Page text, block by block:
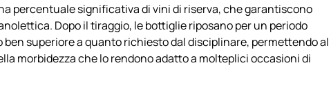
percentuale significativa di vini di riserva, che garantiscono
Dopo il tiraggio, le bottiglie riposano per un periodo
superiore a quanto richiesto dal disciplinare, permettendo al
morbidezza che lo rendono adatto a molteplici occasioni di